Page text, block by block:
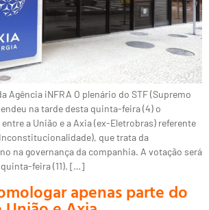
Agência iNFRA O plenário do STF (Supremo
na tarde desta quinta-feira (4) o
a União e a Axia (ex-Eletrobras) referente
que trata da
na governança da companhia. A votação será
feira (11). […]
apenas parte do